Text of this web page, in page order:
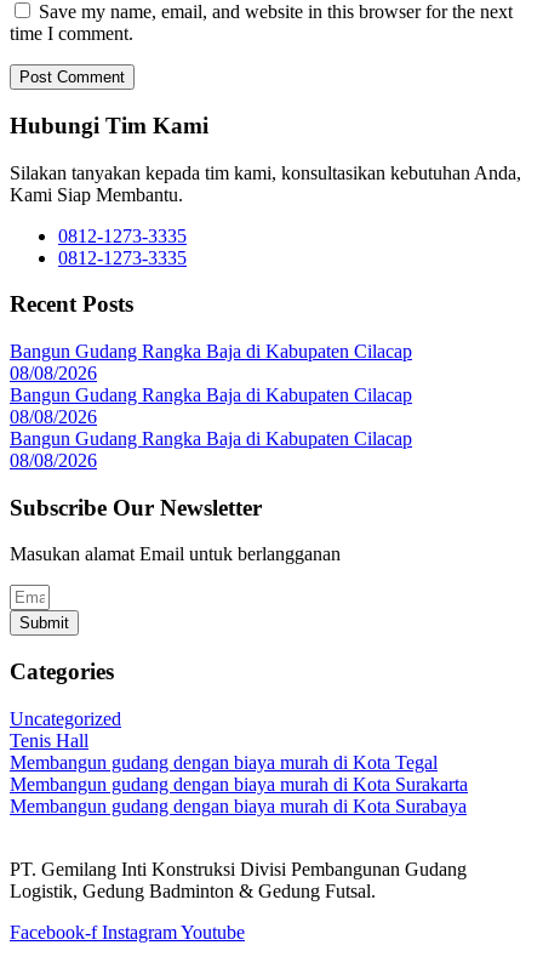
Save my name, email, and website in this browser for the next
time I comment.
Hubungi Tim Kami
Silakan tanyakan kepada tim kami, konsultasikan kebutuhan Anda,
Kami Siap Membantu.
0812-1273-3335
0812-1273-3335
Recent Posts
Bangun Gudang Rangka Baja di Kabupaten Cilacap
08/08/2026
Bangun Gudang Rangka Baja di Kabupaten Cilacap
08/08/2026
Bangun Gudang Rangka Baja di Kabupaten Cilacap
08/08/2026
Subscribe Our Newsletter
Masukan alamat Email untuk berlangganan
Submit
Categories
Uncategorized
Tenis Hall
Membangun gudang dengan biaya murah di Kota Tegal
Membangun gudang dengan biaya murah di Kota Surakarta
Membangun gudang dengan biaya murah di Kota Surabaya
PT. Gemilang Inti Konstruksi Divisi Pembangunan Gudang
Logistik, Gedung Badminton & Gedung Futsal.
Facebook-f InstagramYoutube